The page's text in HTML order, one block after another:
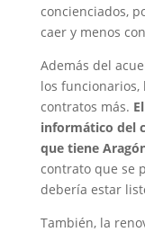
concienciados,
caer y menos
Además del
los funcionarios,
contratos más.
informático del
que tiene
contrato que se
debería estar
También, la